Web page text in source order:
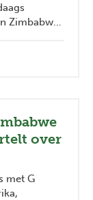
Zimbabwe.
blijft
over
met G